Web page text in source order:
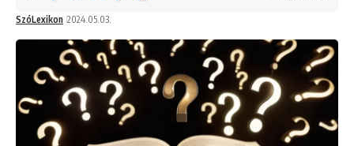
SzóLexikon 2024.05.03.